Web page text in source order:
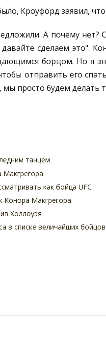
Кроуфорд заявил,
А почему нет?
сделаем это".
борцом. Но я
отправить его
мы просто будем делать
танцем
Макгрегора
как бойца UFC
Конора Макгрегора
Холлоуэя
в списке величайших бойцов